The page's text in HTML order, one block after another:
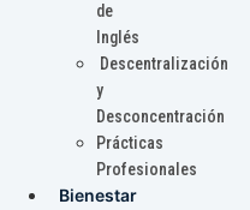
de
Inglés
Descentralización
y
Desconcentración
Prácticas
Profesionales
Bienestar